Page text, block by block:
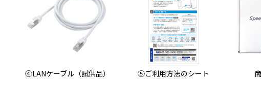
④LANケーブル（試供品） ⑤ご利用方法のシート